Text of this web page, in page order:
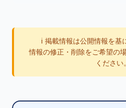
ℹ️ 掲載情報は公開情報を基
情報の修正・削除をご希望の
ください。